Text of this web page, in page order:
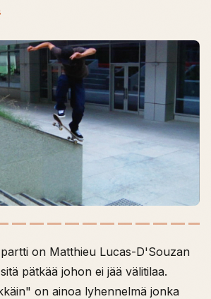
on Matthieu Lucas-D'Souzan
pätkää johon ei jää välitilaa.
on ainoa lyhennelmä jonka